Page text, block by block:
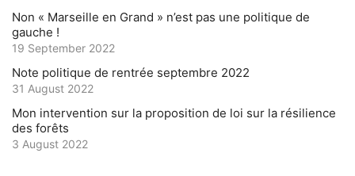
Non « Marseille en Grand » n’est pas une politique de
gauche !
19 September 2022
Note politique de rentrée septembre 2022
31 August 2022
Mon intervention sur la proposition de loi sur la résilience
des forêts
3 August 2022